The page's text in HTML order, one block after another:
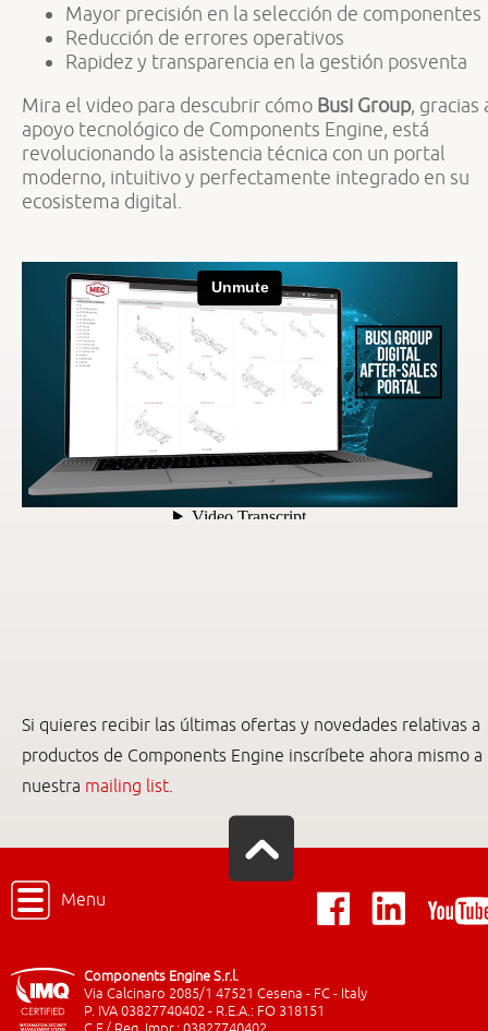
Mayor precisión en la selección de componentes
Reducción de errores operativos
Rapidez y transparencia en la gestión posventa
Mira el video para descubrir cómo Busi Group, gracias
apoyo tecnológico de Components Engine, está
revolucionando la asistencia técnica con un portal
moderno, intuitivo y perfectamente integrado en su
ecosistema digital.
Si quieres recibir las últimas ofertas y novedades relativas a
productos de Components Engine inscríbete ahora mismo a
nuestra mailing list.
Menu
Components Engine S.r.l.
Via Calcinaro 2085/1 47521 Cesena - FC - Italy
P. IVA 03827740402 - R.E.A.: FO 318151